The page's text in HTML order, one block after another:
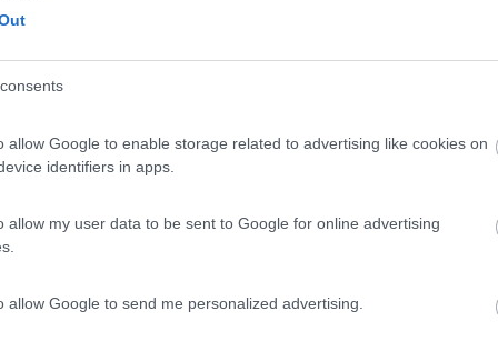
allow Google to enable storage related to advertising like cookies on
identifiers in apps.
allow my user data to be sent to Google for online advertising
allow Google to send me personalized advertising.
Svizzera, Francia, Germania
in camper
- 25/07/2013 (28 giorni)
Gran Bretagna